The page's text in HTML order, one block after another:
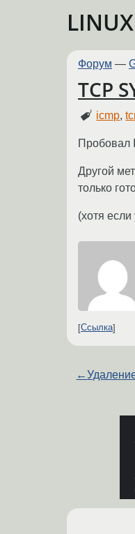
Форум —
TCP
icmp,
Пробовал
Другой
только
(хотя
Ссылка
←